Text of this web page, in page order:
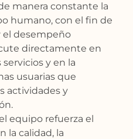
manera constante la
humano, con el fin de
el desempeño
directamente en
y en la
usuarias que
actividades y
equipo refuerza el
la calidad, la